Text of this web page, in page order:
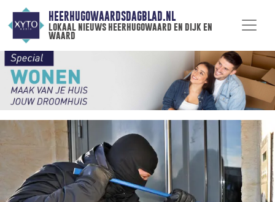
HEERHUGOWAARDSDAGBLAD.NL
lokaal nieuws heerhugowaard en dijk en
waard